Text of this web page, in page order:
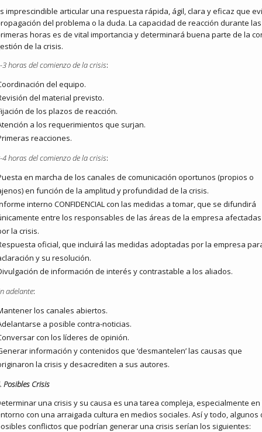
imprescindible articular una respuesta rápida, ágil, clara y eficaz que
del problema o la duda. La capacidad de reacción durante las
horas es de vital importancia y determinará buena parte de la
de la crisis.
3 horas del comienzo de la crisis:
del equipo.
del material previsto.
de los plazos de reacción.
a los requerimientos que surjan.
reacciones.
4 horas del comienzo de la crisis:
en marcha de los canales de comunicación oportunos (propios o
en función de la amplitud y profundidad de la crisis.
interno CONFIDENCIAL con las medidas a tomar, que se difundirá
entre los responsables de las áreas de la empresa afectadas
la crisis.
oficial, que incluirá las medidas adoptadas por la empresa
y su resolución.
de información de interés y contrastable a los aliados.
adelante:
los canales abiertos.
a posible contra-noticias.
con los líderes de opinión.
información y contenidos que ‘desmantelen’ las causas que
la crisis y desacrediten a sus autores.
Posibles Crisis
una crisis y su causa es una tarea compleja, especialmente en
con una arraigada cultura en medios sociales. Así y todo, algunos
conflictos que podrían generar una crisis serían los siguientes: